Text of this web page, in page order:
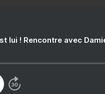
lui ! Rencontre avec